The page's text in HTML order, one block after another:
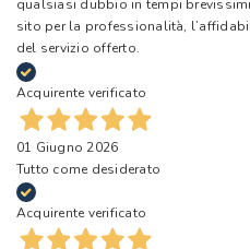
qualsiasi dubbio in tempi
sito per la professionalità,
del servizio offerto.
Acquirente verificato
01 Giugno 2026
Tutto come desiderato
Acquirente verificato